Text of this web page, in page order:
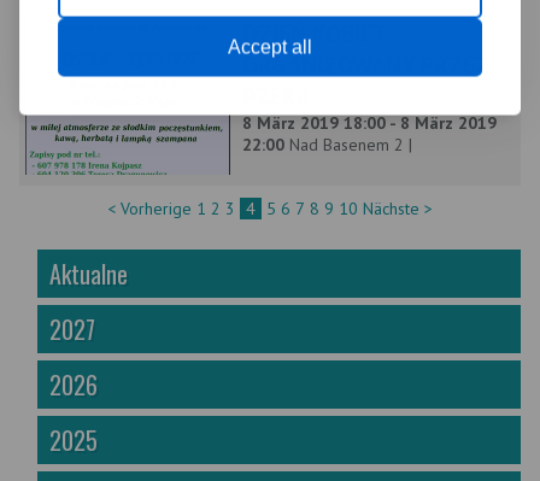
Accept all
DZIEŃ KOBIET
ORGANIZOWANY PRZEZ
8 März 2019 18:00 - 8 März 2019
22:00 Nad Basenem 2 |
< Vorherige 1 2 3 4 5 6 7 8 9 10 Nächste >
Aktualne
2027
2026
2025